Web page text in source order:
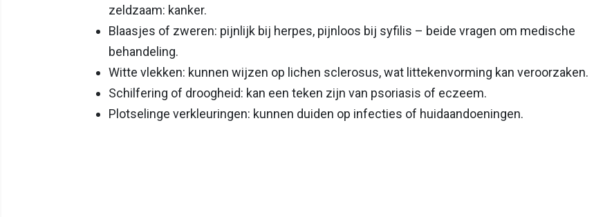
zeldzaam: kanker.
Blaasjes of zweren: pijnlijk bij herpes, pijnloos bij syfilis – beide vragen om medische
behandeling.
Witte vlekken: kunnen wijzen op lichen sclerosus, wat littekenvorming kan veroorzaken.
Schilfering of droogheid: kan een teken zijn van psoriasis of eczeem.
Plotselinge verkleuringen: kunnen duiden op infecties of huidaandoeningen.